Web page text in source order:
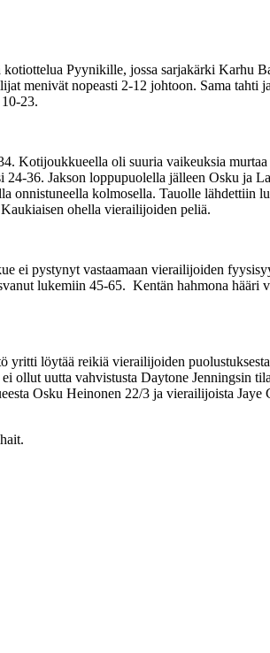
Pyynikille, jossa sarjakärki Karhu
menivät nopeasti 2-12 johtoon. Sama tahti
23.
Kotijoukkueella oli suuria vaikeuksia
36. Jakson loppupuolella jälleen Osku
onnistuneella kolmosella. Tauolle
ohella vierailijoiden peliä.
ei pystynyt vastaamaan vierailijoiden
lukemiin 45-65. Kentän hahmona
yritti löytää reikiä vierailijoiden
uutta vahvistusta Daytone Jenningsin
Osku Heinonen 22/3 ja vierailijoista Jaye